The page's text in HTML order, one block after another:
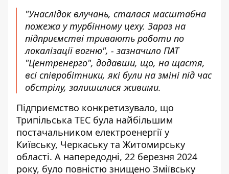
"Унаслідок влучань, сталася масштабна
пожежа у турбінному цеху. Зараз на
підприємстві тривають роботи по
локалізації вогню", - зазначило ПАТ
"Центренерго", додавши, що, на щастя,
всі співробітники, які були на зміні під час
обстрілу, залишилися живими.
Підприємство конкретизувало, що
Трипільська ТЕС була найбільшим
постачальником електроенергії у
Київську, Черкаську та Житомирську
області. А напередодні, 22 березня 2024
року, було повністю знищено Зміївську